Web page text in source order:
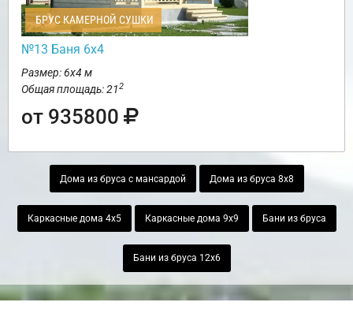
БРУС КАМЕРНОЙ СУШКИ
№13 Баня 6х4
Размер: 6х4 м
Общая площадь: 212
от 935800
Дома из бруса с мансардой Дома из бруса 8х8
Каркасные дома 4х5 Каркасные дома 9х9 Бани из бруса
Бани из бруса 12х6